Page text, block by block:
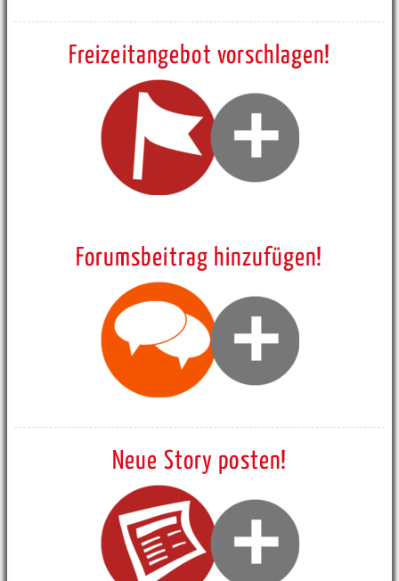
Freizeitangebot vorschlagen!
Forumsbeitrag hinzufügen!
Neue Story posten!